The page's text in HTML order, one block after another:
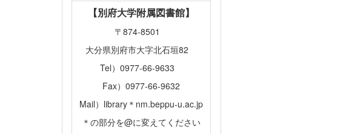
【別府大学附属図書館】
〒874-8501
大分県別府市大字北石垣82
Tel）0977-66-9633
Fax）0977-66-9632
Mail）library＊nm.beppu-u.ac.jp
＊の部分を@に変えてください